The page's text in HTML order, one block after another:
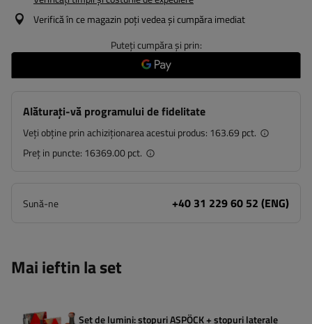
Verifică în ce magazin poți vedea și cumpăra imediat
Puteți cumpăra și prin:
Alăturați-vă programului de fidelitate
Veți obține prin achiziționarea acestui produs: 163.69 pct.
Preț in puncte: 16369.00 pct.
Sună-ne +40 31 229 60 52 (ENG)
Mai ieftin la set
Set de lumini: stopuri ASPÖCK + stopuri laterale